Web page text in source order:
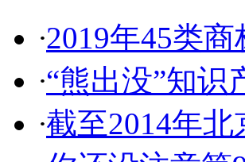
·2019年45类
·“熊出没”知
·截至2014年